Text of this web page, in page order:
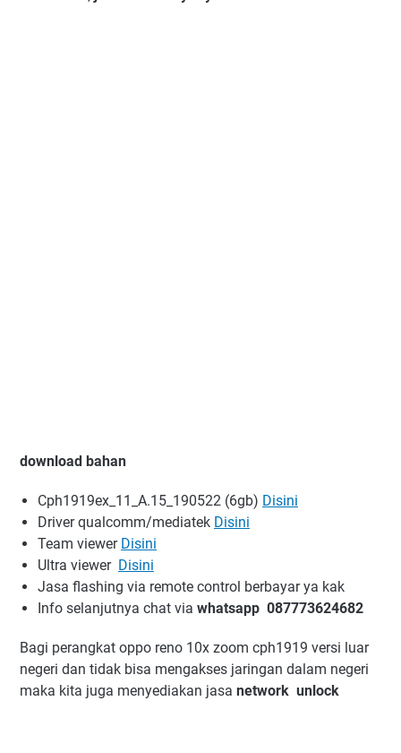
download bahan
Cph1919ex_11_A.15_190522 (6gb) Disini
Driver qualcomm/mediatek Disini
Team viewer Disini
Ultra viewer Disini
Jasa flashing via remote control berbayar ya kak
Info selanjutnya chat via whatsapp 087773624682
Bagi perangkat oppo reno 10x zoom cph1919 versi luar
negeri dan tidak bisa mengakses jaringan dalam negeri
maka kita juga menyediakan jasa network unlock